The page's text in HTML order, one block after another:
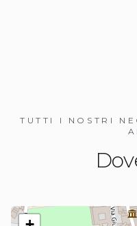
TUTTI I NOSTRI